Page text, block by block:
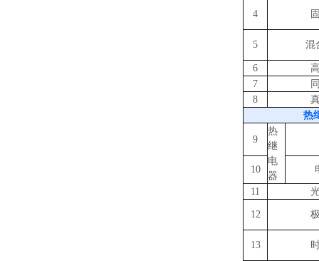
4
5 混
6
7
8
热
9
热
继
电
器
10
11
12
13